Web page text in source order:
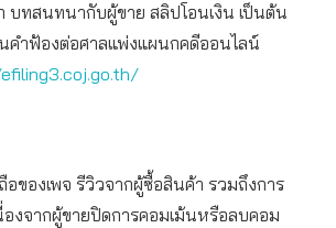
บทสนทนากับผู้ขาย สลิปโอนเงิน เป็นต้น
ำฟ้องต่อศาลแพ่งแผนกคดีออนไลน์
อของเพจ รีวิวจากผู้ซื้อสินค้า รวมถึงการ
องจากผู้ขายปิดการคอมเม้นหรือลบคอม